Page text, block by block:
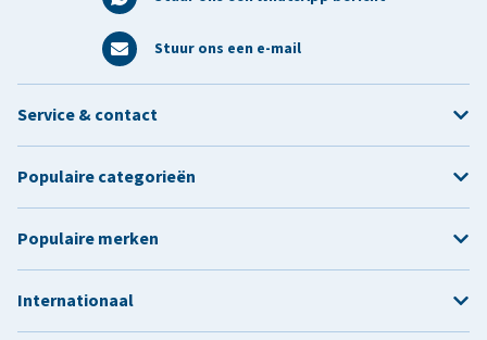
Stuur ons een e-mail
Service & contact
Populaire categorieën
Populaire merken
Internationaal